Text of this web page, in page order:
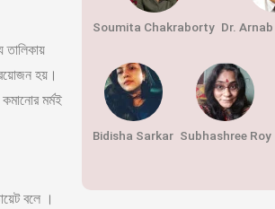
হয়।
মর্মই
বলে ।
Soumita Chakraborty Dr.
Bidisha Sarkar Subhashree Roy